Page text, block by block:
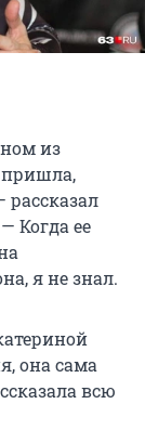
из
пришла,
рассказал
Когда ее
я не знал.
она сама
всю